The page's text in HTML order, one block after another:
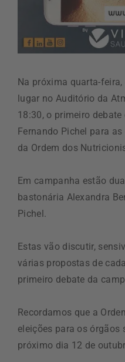
Na próxima quarta-
lugar no Auditório da
18:30, o primeiro
Fernando Pichel para
da Ordem dos
Em campanha estão
bastonária Alexandra
Pichel.
Estas vão discutir,
várias propostas de
primeiro debate da
Recordamos que a
eleições para os órgãos
próximo dia 12 de